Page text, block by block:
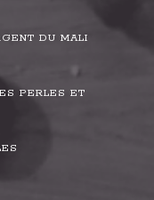
DU MALI
PERLES ET